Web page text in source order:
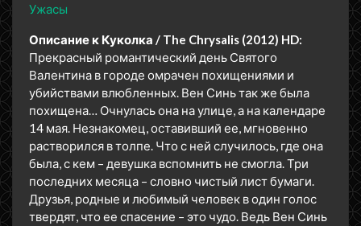
Ужасы
Описание к Куколка / The Chrysalis (2012) HD:
Прекрасный романтический день Святого
Валентина в городе омрачен похищениями и
убийствами влюбленных. Вен Синь так же была
похищена… Очнулась она на улице, а на календаре
14 мая. Незнакомец, оставивший ее, мгновенно
растворился в толпе. Что с ней случилось, где она
была, с кем – девушка вспомнить не смогла. Три
последних месяца – словно чистый лист бумаги.
Друзья, родные и любимый человек в один голос
твердят, что ее спасение – это чудо. Ведь Вен Синь